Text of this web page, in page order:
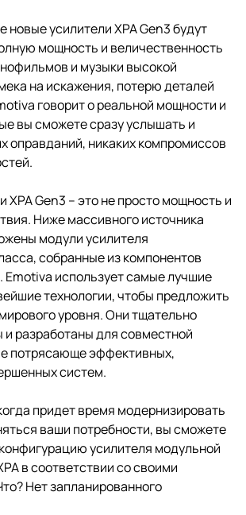
новые усилители XPA Gen3 будут
мощность и величественность
и музыки высокой
на искажения, потерю деталей
говорит о реальной мощности и
вы сможете сразу услышать и
оправданий, никаких компромиссов
XPA Gen3 – это не просто мощность и
Ниже массивного источника
модули усилителя
собранные из компонентов
Emotiva использует самые лучшие
технологии, чтобы предложить
уровня. Они тщательно
и разработаны для совместной
потрясающе эффективных,
систем.
придет время модернизировать
ваши потребности, вы сможете
усилителя модульной
в соответствии со своими
Нет запланированного